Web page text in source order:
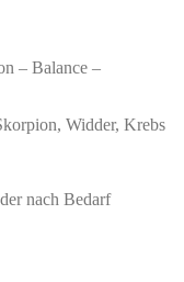
– Balance –
Widder, Krebs
nach Bedarf